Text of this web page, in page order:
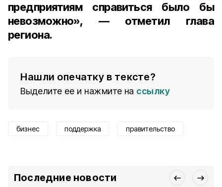
предприятиям справиться было бы
невозможно», — отметил глава
региона.
Нашли опечатку в тексте?
Выделите ее и нажмите на ссылку
бизнес поддержка правительство
Последние новости